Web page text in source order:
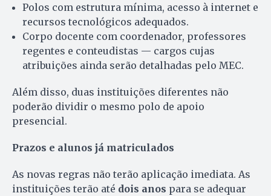
Polos com estrutura mínima, acesso à internet e
recursos tecnológicos adequados.
Corpo docente com coordenador, professores
regentes e conteudistas — cargos cujas
atribuições ainda serão detalhadas pelo MEC.
Além disso, duas instituições diferentes não
poderão dividir o mesmo polo de apoio
presencial.
Prazos e alunos já matriculados
As novas regras não terão aplicação imediata. As
instituições terão até dois anos para se adequar